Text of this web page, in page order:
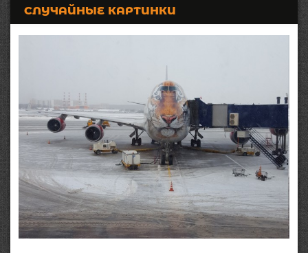
СЛУЧАЙНЫЕ КАРТИНКИ